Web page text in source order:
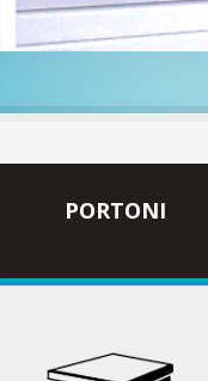
PORTONI